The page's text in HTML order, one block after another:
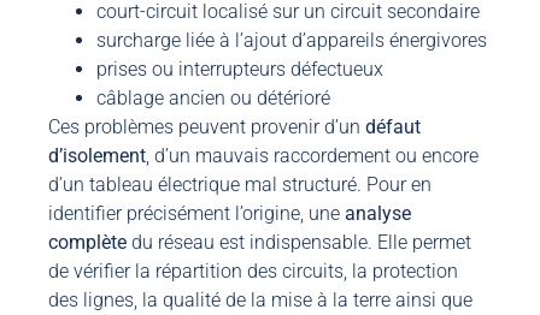
court-circuit localisé sur un circuit secondaire
surcharge liée à l’ajout d’appareils énergivores
prises ou interrupteurs défectueux
câblage ancien ou détérioré
Ces problèmes peuvent provenir d’un défaut
d’isolement , d’un mauvais raccordement ou encore
d’un tableau électrique mal structuré. Pour en
identifier précisément l’origine, une analyse
complète du réseau est indispensable. Elle permet
de vérifier la répartition des circuits, la protection
des lignes, la qualité de la mise à la terre ainsi que